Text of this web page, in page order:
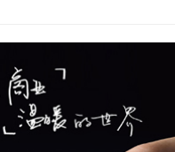
近日，商业航天测运控与在轨服
天驭星正式宣布完成D轮、D+